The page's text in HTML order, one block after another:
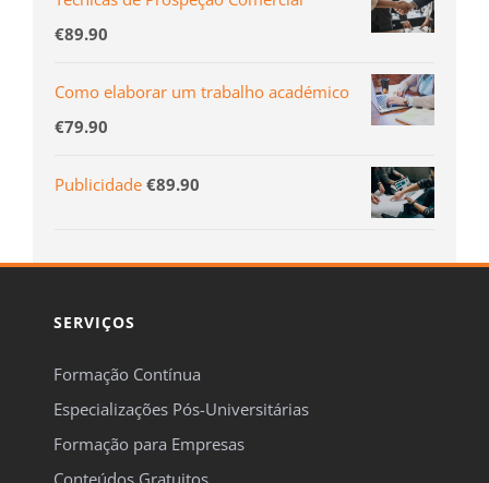
€89.90
Como elaborar um trabalho académico
€79.90
Publicidade €89.90
SERVIÇOS
Formação Contínua
Especializações Pós-Universitárias
Formação para Empresas